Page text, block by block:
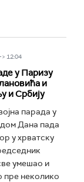
12:04
у Паризу
и
и Србију
парада у
Дана пада
у хрватску
умешао и
пре неколико